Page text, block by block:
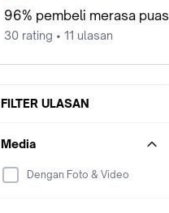
96% pembeli merasa puas
30 rating • 11 ulasan
FILTER ULASAN
Media
Dengan Foto & Video